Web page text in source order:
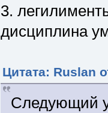
3.
дисциплина
Цитата: Ruslan
Следующий